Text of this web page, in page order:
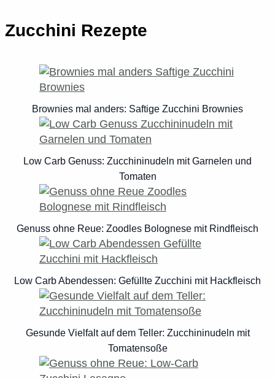
Zucchini Rezepte
Brownies mal anders: Saftige Zucchini Brownies
Low Carb Genuss: Zucchininudeln mit Garnelen und
Tomaten
Genuss ohne Reue: Zoodles Bolognese mit Rindfleisch
Low Carb Abendessen: Gefüllte Zucchini mit Hackfleisch
Gesunde Vielfalt auf dem Teller: Zucchininudeln mit
Tomatensoße